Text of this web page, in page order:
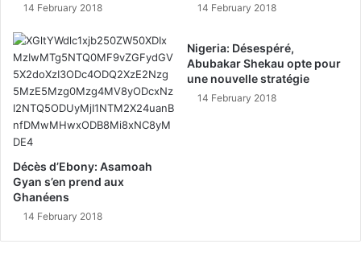
14 February 2018 14 February 2018
Décès d’Ebony: Asamoah
Gyan s’en prend aux
Ghanéens
14 February 2018
Nigeria: Désespéré,
Abubakar Shekau opte pour
une nouvelle stratégie
14 February 2018